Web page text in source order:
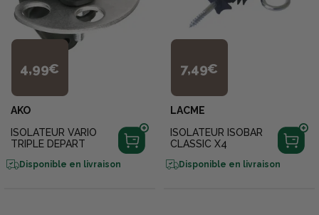
4,99€
AKO
ISOLATEUR VARIO
TRIPLE DEPART
Disponible en livraison
7,49€
LACME
ISOLATEUR ISOBAR
CLASSIC X4
Disponible en livraison